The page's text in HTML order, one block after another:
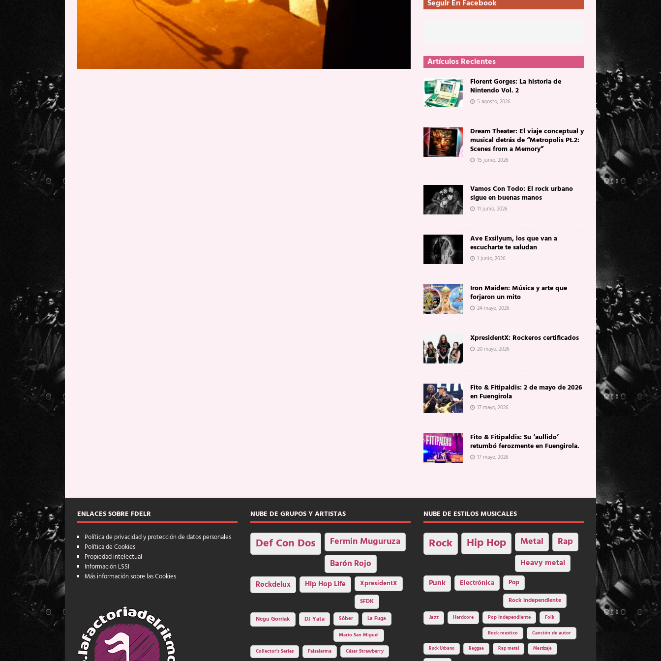
Seguir En Facebook
Artículos Recientes
Florent Gorges: La historia de
Nintendo Vol. 2
5 agosto, 2026
Dream Theater: El viaje conceptual y
musical detrás de “Metropolis Pt.2:
Scenes from a Memory”
15 junio, 2026
Vamos Con Todo: El rock urbano
sigue en buenas manos
11 junio, 2026
Ave Exsilyum, los que van a
escucharte te saludan
1 junio, 2026
Iron Maiden: Música y arte que
forjaron un mito
24 mayo, 2026
XpresidentX: Rockeros certificados
20 mayo, 2026
Fito & Fitipaldis: 2 de mayo de 2026
en Fuengirola
17 mayo, 2026
Fito & Fitipaldis: Su ‘aullido’
retumbó ferozmente en Fuengirola.
17 mayo, 2026
ENLACES SOBRE FDELR
Política de privacidad y protección de datos personales
Política de Cookies
Propiedad intelectual
Información LSSI
Más información sobre las Cookies
NUBE DE GRUPOS Y ARTISTAS
Def Con Dos Fermin Muguruza
Barón Rojo
Rockdelux Hip Hop Life
XpresidentX
SFDK
Negu Gorriak
DJ Yata Sôber
La Fuga
Mario San Miguel
Collector's Series
Falsalarma César Strawberry
NUBE DE ESTILOS MUSICALES
Rock Hip Hop Metal Rap
Heavy metal
Punk Electrónica
Pop
Rock independiente
Jazz Hardcore Pop Independiente Folk
Rock mestizo Canción de autor
Rock Urbano Reggae Rap metal Mestizaje